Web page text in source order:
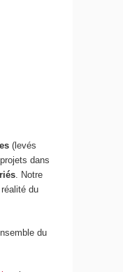
(levés
dans
. Notre
du
du